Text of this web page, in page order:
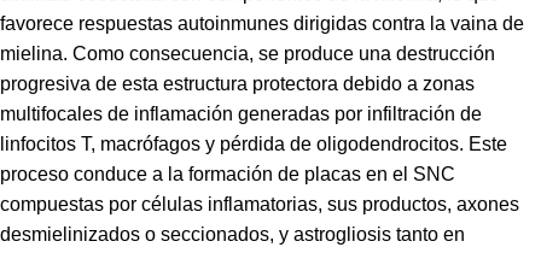
favorece respuestas autoinmunes dirigidas contra la vaina de
mielina. Como consecuencia, se produce una destrucción
progresiva de esta estructura protectora debido a zonas
multifocales de inflamación generadas por infiltración de
linfocitos T, macrófagos y pérdida de oligodendrocitos. Este
proceso conduce a la formación de placas en el SNC
compuestas por células inflamatorias, sus productos, axones
desmielinizados o seccionados, y astrogliosis tanto en